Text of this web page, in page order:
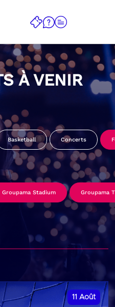
À VENIR
Basketball Concerts
Groupama Stadium Groupama
11 Août